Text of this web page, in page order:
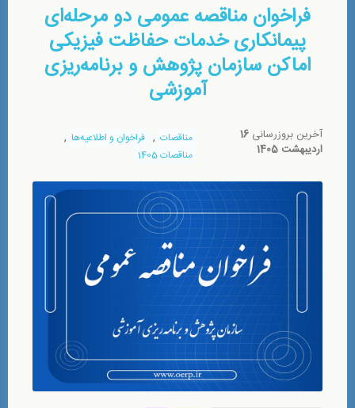
فراخوان مناقصه عمومی دو مرحله‌ای
پیمانکاری خدمات حفاظت فیزیکی
اماکن سازمان پژوهش و برنامه‌ریزی
آموزشی
آخرین بروزرسانی 16
اردیبهشت 1405
مناقصات , فراخوان و اطلاعیه‌ها ,
مناقصات 1405